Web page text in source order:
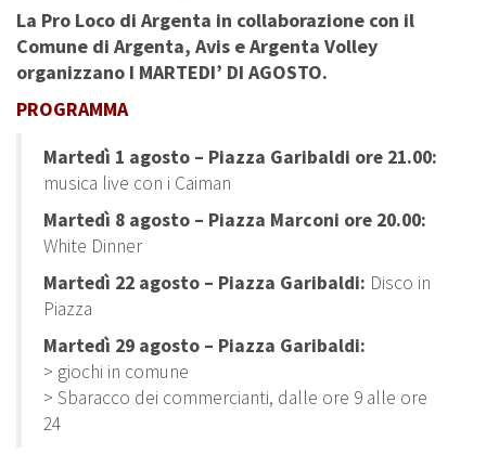
La Pro Loco di Argenta in collaborazione con il
Comune di Argenta, Avis e Argenta Volley
organizzano I MARTEDI’ DI AGOSTO.
PROGRAMMA
Martedì 1 agosto – Piazza Garibaldi ore 21.00:
musica live con i Caiman
Martedì 8 agosto – Piazza Marconi ore 20.00:
White Dinner
Martedì 22 agosto – Piazza Garibaldi: Disco in
Piazza
Martedì 29 agosto – Piazza Garibaldi:
> giochi in comune
> Sbaracco dei commercianti, dalle ore 9 alle ore
24